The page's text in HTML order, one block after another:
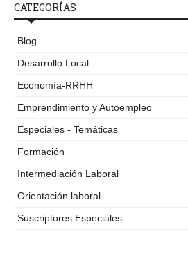
CATEGORÍAS
Blog
Desarrollo Local
Economía-RRHH
Emprendimiento y Autoempleo
Especiales - Temáticas
Formación
Intermediación Laboral
Orientación laboral
Suscriptores Especiales